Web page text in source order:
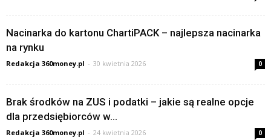
Nacinarka do kartonu ChartiPACK – najlepsza nacinarka
na rynku
Redakcja 360money.pl - 30 kwietnia 2026 0
Brak środków na ZUS i podatki – jakie są realne opcje
dla przedsiębiorców w...
Redakcja 360money.pl - 24 kwietnia 2026 0